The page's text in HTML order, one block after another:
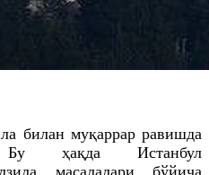
билан муқаррар равишда
ҳақда Истанбул
масалалари бўйича